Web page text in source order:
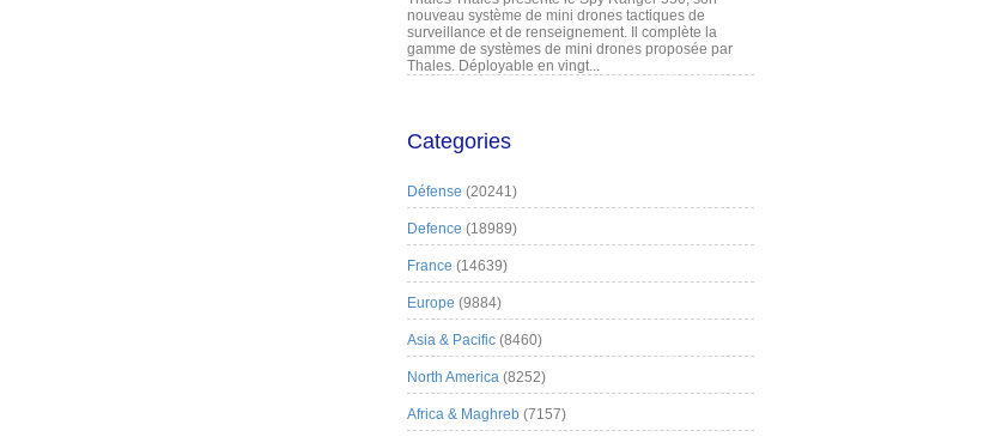
nouveau système de mini drones tactiques de
surveillance et de renseignement. Il complète la
gamme de systèmes de mini drones proposée par
Thales. Déployable en vingt...
Categories
Défense (20241)
Defence (18989)
France (14639)
Europe (9884)
Asia & Pacific (8460)
North America (8252)
Africa & Maghreb (7157)